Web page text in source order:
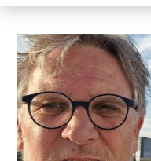
u
m
p
t
o
n